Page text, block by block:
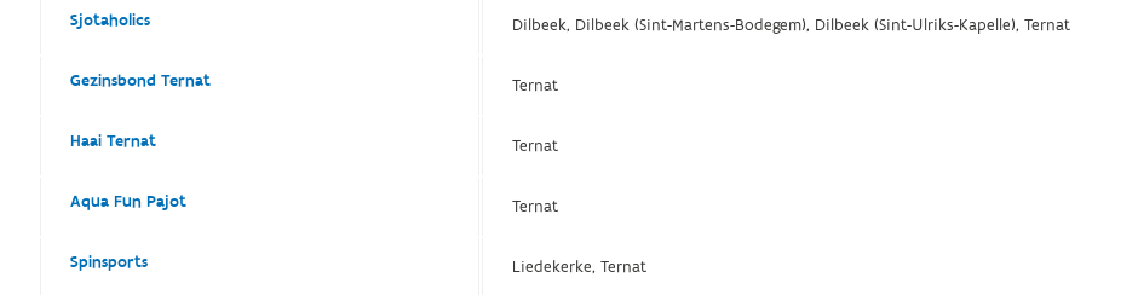
Sjotaholics Dilbeek, Dilbeek (Sint-Martens-Bodegem), Dilbeek (Sint-Ulriks-Kapelle), Ternat
Gezinsbond Ternat Ternat
Haai Ternat Ternat
Aqua Fun Pajot Ternat
Spinsports Liedekerke, Ternat